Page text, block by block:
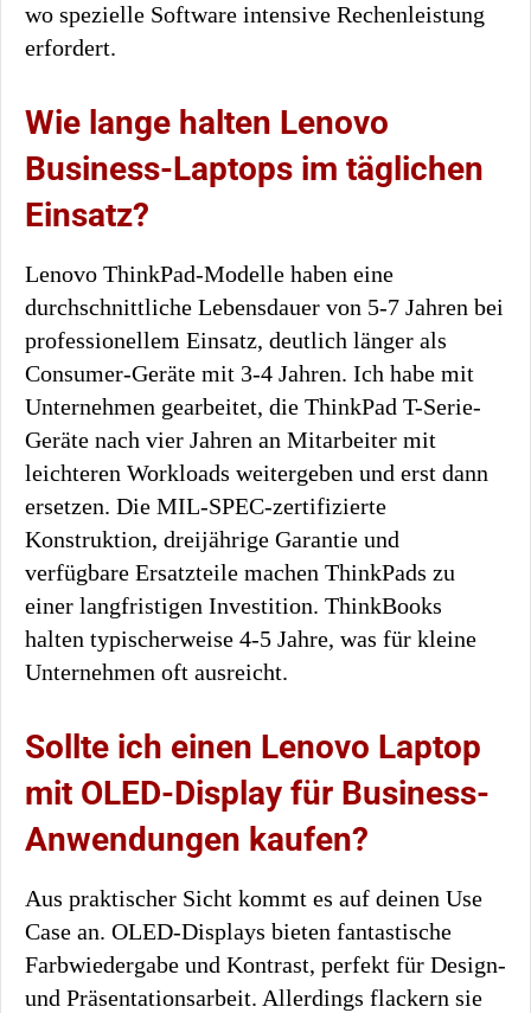
wo spezielle Software intensive Rechenleistung
erfordert.
Wie lange halten Lenovo
Business-Laptops im täglichen
Einsatz?
Lenovo ThinkPad-Modelle haben eine
durchschnittliche Lebensdauer von 5-7 Jahren bei
professionellem Einsatz, deutlich länger als
Consumer-Geräte mit 3-4 Jahren. Ich habe mit
Unternehmen gearbeitet, die ThinkPad T-Serie-
Geräte nach vier Jahren an Mitarbeiter mit
leichteren Workloads weitergeben und erst dann
ersetzen. Die MIL-SPEC-zertifizierte
Konstruktion, dreijährige Garantie und
verfügbare Ersatzteile machen ThinkPads zu
einer langfristigen Investition. ThinkBooks
halten typischerweise 4-5 Jahre, was für kleine
Unternehmen oft ausreicht.
Sollte ich einen Lenovo Laptop
mit OLED-Display für Business-
Anwendungen kaufen?
Aus praktischer Sicht kommt es auf deinen Use
Case an. OLED-Displays bieten fantastische
Farbwiedergabe und Kontrast, perfekt für Design-
und Präsentationsarbeit. Allerdings flackern sie